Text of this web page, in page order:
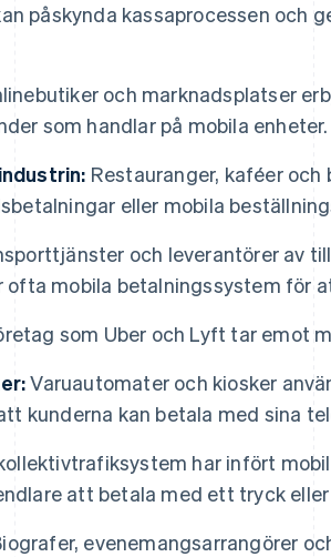
påskynda kassaprocessen och
och marknadsplatser
som handlar på mobila enheter.
Restauranger, kaféer
eller mobila
och leverantörer av
mobila betalningssystem för
som Uber och Lyft tar emot
Varuautomater och kiosker
kunderna kan betala med sina
har infört
att betala med ett tryck eller
evenemangsarrangörer